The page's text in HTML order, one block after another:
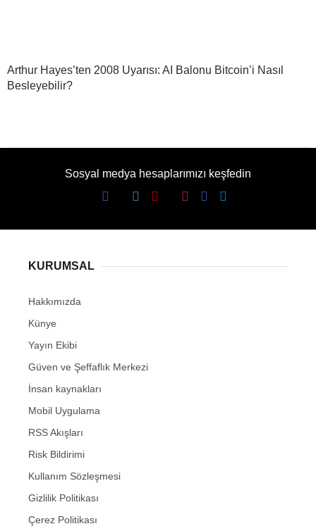
Arthur Hayes’ten 2008 Uyarısı: AI Balonu Bitcoin’i Nasıl
Besleyebilir?
Sosyal medya hesaplarımızı keşfedin
KURUMSAL
Hakkımızda
Künye
Yayın Ekibi
Güven ve Şeffaflık Merkezi
İnsan kaynakları
Mobil Uygulama
RSS Akışları
Risk Bildirimi
Kullanım Sözleşmesi
Gizlilik Politikası
Çerez Politikası